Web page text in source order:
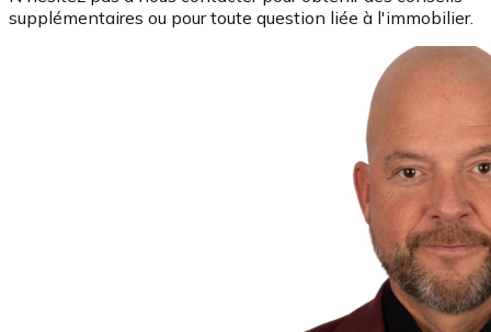
supplémentaires ou pour toute question liée à l'immobilier.